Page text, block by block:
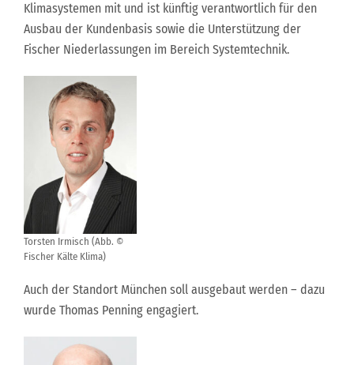
Klimasystemen mit und ist künftig verantwortlich für den
Ausbau der Kundenbasis sowie die Unterstützung der
Fischer Niederlassungen im Bereich Systemtechnik.
Torsten Irmisch (Abb. ©
Fischer Kälte Klima)
Auch der Standort München soll ausgebaut werden – dazu
wurde Thomas Penning engagiert.